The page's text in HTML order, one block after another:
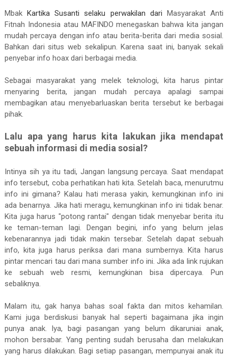
MbakKartika Susanti selaku perwakilan dari Masyarakat Anti
Fitnah Indonesia atau MAFINDO menegaskan bahwa kita jangan
mudah percaya dengan info atau berita-berita dari media sosial.
Bahkan dari situs web sekalipun. Karena saat ini, banyak sekali
penyebar info hoax dari berbagai media.
Sebagai masyarakat yang melek teknologi, kita harus pintar
menyaring berita, jangan mudah percaya apalagi sampai
membagikan atau menyebarluaskan berita tersebut ke berbagai
pihak.
Lalu apa yang harus kita lakukan jika mendapat
sebuah informasi di media sosial?
Intinya sih ya itu tadi, Jangan langsung percaya. Saat mendapat
info tersebut, coba perhatikan hati kita. Setelah baca, menurutmu
info ini gimana? Kalau hati merasa yakin, kemungkinan info ini
ada benarnya. Jika hati meragu, kemungkinan info ini tidak benar.
Kita juga harus "potong rantai" dengan tidak menyebar berita itu
ke teman-teman lagi. Dengan begini, info yang belum jelas
kebenarannya jadi tidak makin tersebar. Setelah dapat sebuah
info, kita juga harus periksa dari mana sumbernya. Kita harus
pintar mencari tau dari mana sumber info ini. Jika ada link rujukan
ke sebuah web resmi, kemungkinan bisa dipercaya. Pun
sebaliknya.
Malam itu, gak hanya bahas soal fakta dan mitos kehamilan.
Kami juga berdiskusi banyak hal seperti bagaimana jika ingin
punya anak. Iya, bagi pasangan yang belum dikaruniai anak,
mohon bersabar. Yang penting sudah berusaha dan melakukan
yang harus dilakukan. Bagi setiap pasangan, mempunyai anak itu